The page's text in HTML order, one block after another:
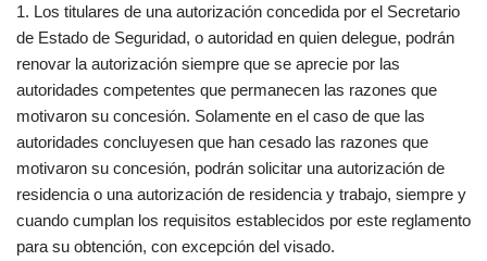
1. Los titulares de una autorización concedida por el Secretario
de Estado de Seguridad, o autoridad en quien delegue, podrán
renovar la autorización siempre que se aprecie por las
autoridades competentes que permanecen las razones que
motivaron su concesión. Solamente en el caso de que las
autoridades concluyesen que han cesado las razones que
motivaron su concesión, podrán solicitar una autorización de
residencia o una autorización de residencia y trabajo, siempre y
cuando cumplan los requisitos establecidos por este reglamento
para su obtención, con excepción del visado.